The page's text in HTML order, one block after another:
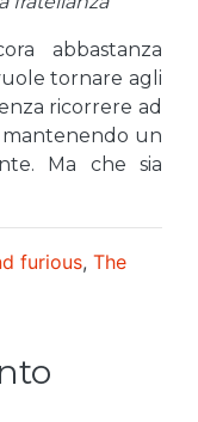
abbastanza
tornare agli
ricorrere ad
mantenendo un
Ma che sia
furious, The